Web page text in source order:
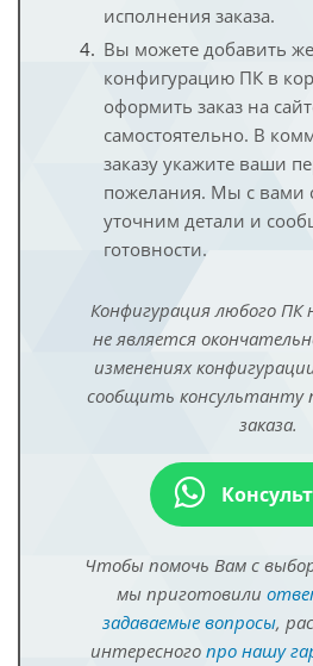
исполнения заказа.
Вы можете добавить
конфигурацию ПК в
оформить заказ на
самостоятельно. В
заказу укажите ваши
пожелания. Мы с вами
уточним детали и
готовности.
Конфигурация любого
не является
изменениях
сообщить консультанту
заказа.
Чтобы помочь Вам с
мы приготовили
задаваемые вопросы,
интересного про нашу